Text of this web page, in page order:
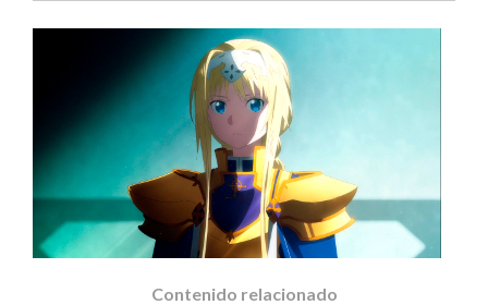
Contenido relacionado